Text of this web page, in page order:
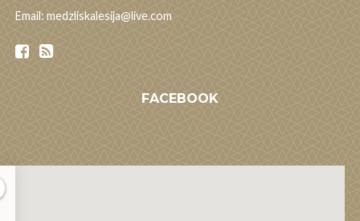
Email: medzliskalesija@live.com
FACEBOOK